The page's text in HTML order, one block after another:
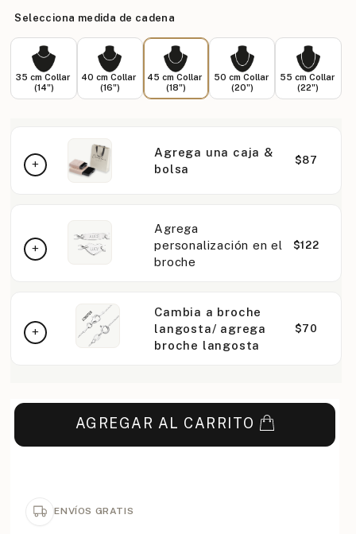
Selecciona medida de cadena
35 cm Collar
(14")
40 cm Collar
(16")
45 cm Collar
(18")
50 cm Collar
(20")
55 cm Collar
(22")
Agrega una caja &
bolsa
$87
Agrega
personalización en el
broche
$122
Cambia a broche
langosta/ agrega
broche langosta
$70
AGREGAR AL CARRITO
ENVÍOS GRATIS